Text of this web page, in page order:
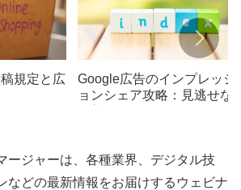
規定と広
Google広告のインプレッシ
ョンシェア攻略：見逃せな
ージャーは、各種業界、デジタル技
などの最新情報をお届けするウェビナ